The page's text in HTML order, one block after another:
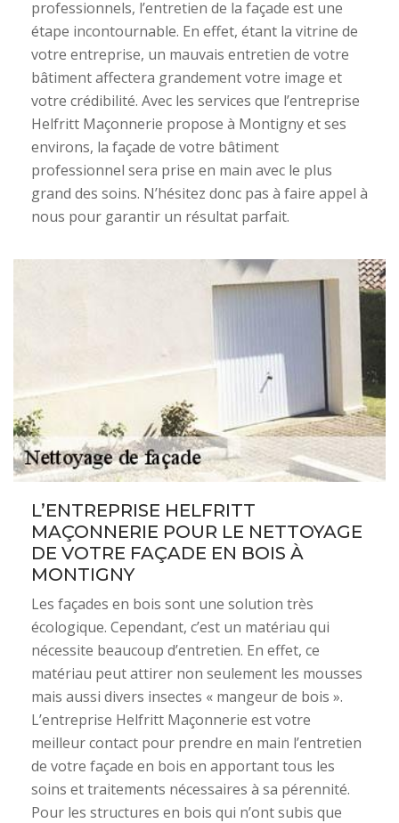
professionnels, l’entretien de la façade est une
étape incontournable. En effet, étant la vitrine de
votre entreprise, un mauvais entretien de votre
bâtiment affectera grandement votre image et
votre crédibilité. Avec les services que l’entreprise
Helfritt Maçonnerie propose à Montigny et ses
environs, la façade de votre bâtiment
professionnel sera prise en main avec le plus
grand des soins. N’hésitez donc pas à faire appel à
nous pour garantir un résultat parfait.
L’ENTREPRISE HELFRITT
MAÇONNERIE POUR LE NETTOYAGE
DE VOTRE FAÇADE EN BOIS À
MONTIGNY
Les façades en bois sont une solution très
écologique. Cependant, c’est un matériau qui
nécessite beaucoup d’entretien. En effet, ce
matériau peut attirer non seulement les mousses
mais aussi divers insectes « mangeur de bois ».
L’entreprise Helfritt Maçonnerie est votre
meilleur contact pour prendre en main l’entretien
de votre façade en bois en apportant tous les
soins et traitements nécessaires à sa pérennité.
Pour les structures en bois qui n’ont subis que